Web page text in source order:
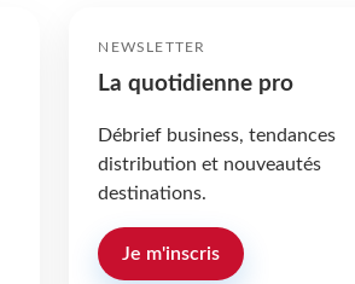
NEWSLETTER
La quotidienne pro
Débrief business, tendances
distribution et nouveautés
destinations.
Je m'inscris